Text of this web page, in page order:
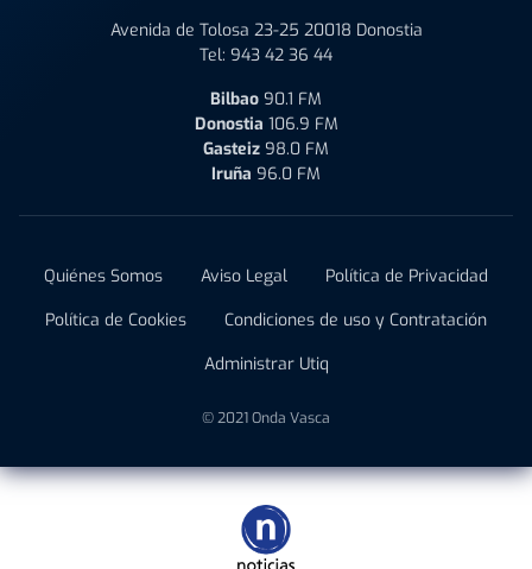
Avenida de Tolosa 23-25 20018 Donostia
Tel: 943 42 36 44
Bilbao 90.1 FM
Donostia 106.9 FM
Gasteiz 98.0 FM
Iruña 96.0 FM
Quiénes Somos Aviso Legal
Política de Privacidad
Política de Cookies
Condiciones de uso y Contratación
Administrar Utiq
© 2021 Onda Vasca